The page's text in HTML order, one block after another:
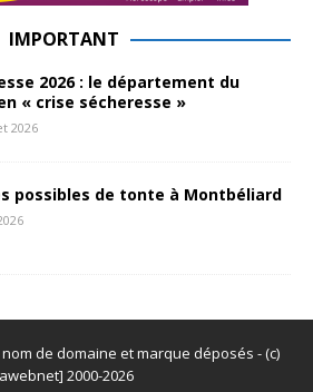
IMPORTANT
2026 : le département du
« crise sécheresse »
2026
possibles de tonte à Montbéliard
de domaine et marque déposés - (c)
2000-2026